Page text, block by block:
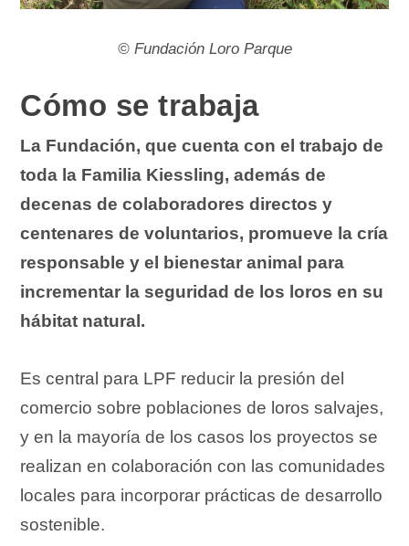
© Fundación Loro Parque
Cómo se trabaja
La Fundación, que cuenta con el trabajo de
toda la Familia Kiessling, además de
decenas de colaboradores directos y
centenares de voluntarios, promueve la cría
responsable y el bienestar animal para
incrementar la seguridad de los loros en su
hábitat natural.
Es central para LPF reducir la presión del
comercio sobre poblaciones de loros salvajes,
y en la mayoría de los casos los proyectos se
realizan en colaboración con las comunidades
locales para incorporar prácticas de desarrollo
sostenible.